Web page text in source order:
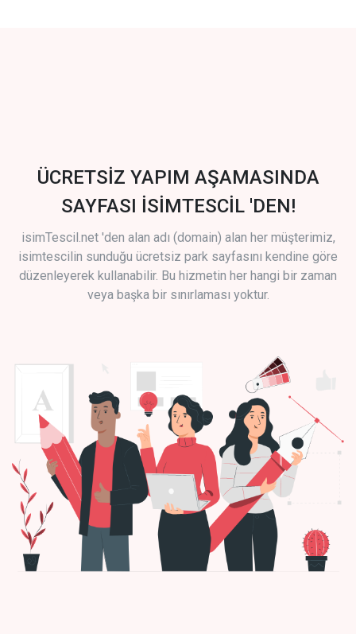
ÜCRETSİZ YAPIM AŞAMASINDA
SAYFASI İSİMTESCİL 'DEN!
isimTescil.net 'den alan adı (domain) alan her müşterimiz,
isimtescilin sunduğu ücretsiz park sayfasını kendine göre
düzenleyerek kullanabilir. Bu hizmetin her hangi bir zaman
veya başka bir sınırlaması yoktur.